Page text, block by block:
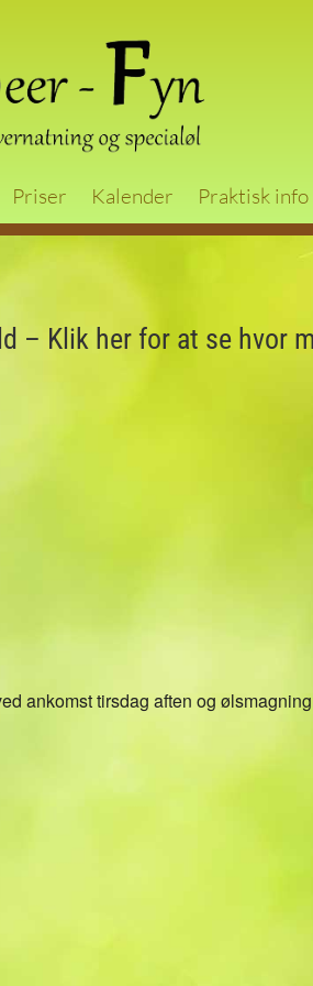
Priser Kalender Praktisk info
– Klik her for at se hvor
ankomst tirsdag aften og